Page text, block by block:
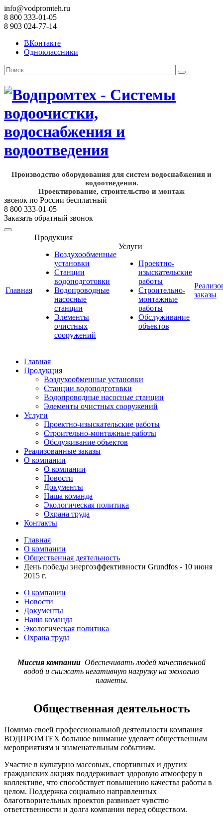
info@vodpromteh.ru
8 800 333-01-05
8 903 024-77-14
ВКонтакте
Одноклассники
Производство оборудования для систем водоснабжения и
водоотведения.
Проектирование, строительство и монтаж
звонок по России бесплатный
8 800 333-01-05
Заказать обратный звонок
Главная
Продукция
Воздухообменные
установки
Станции
водоподготовки
Водопроводные
насосные
станции
Элементы
очистных
сооружений
Услуги
Проектно-
изыскательские
работы
Строительно-
монтажные
работы
Обслуживание
объектов
заказы
Главная
Продукция
Воздухообменные установки
Станции водоподготовки
Водопроводные насосные станции
Элементы очистных сооружений
Услуги
Проектно-изыскательские работы
Строительно-монтажные работы
Обслуживание объектов
Реализованные заказы
О компании
О компании
Новости
Документы
Наша команда
Экологическая политика
Охрана труда
Контакты
Главная
О компании
Общественная деятельность
День победы энергоэффективности Grundfos - 10 июня
2015 г.
О компании
Новости
Документы
Наша команда
Экологическая политика
Охрана труда
Миссия компании Обеспечивать людей качественной
водой и снижать негативную нагрузку на экологию
планеты.
Общественная деятельность
Помимо своей профессиональной деятельности компания
ВОДПРОМТЕХ большое внимание уделяет общественным
мероприятиям и знаменательным событиям.
Участие в культурно массовых, спортивных и других
гражданских акциях поддерживает здоровую атмосферу в
коллективе, что способствует повышению качества работы в
целом. Поддержка социально направленных
благотворительных проектов развивает чувство
ответственности и долга компании перед обществом.